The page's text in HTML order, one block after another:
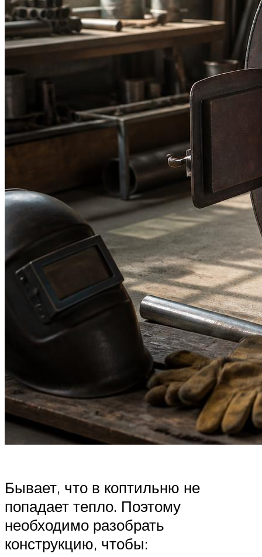
Бывает, что в коптильню не
попадает тепло. Поэтому
необходимо разобрать
конструкцию, чтобы: